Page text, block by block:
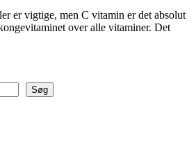
er vigtige, men C vitamin er det absolut
over alle vitaminer. Det
Søg